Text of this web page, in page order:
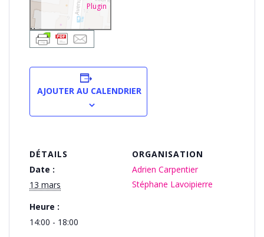
Plugin
AJOUTER AU CALENDRIER
DÉTAILS
Date :
13 mars
Heure :
14:00 - 18:00
ORGANISATION
Adrien Carpentier
Stéphane Lavoipierre